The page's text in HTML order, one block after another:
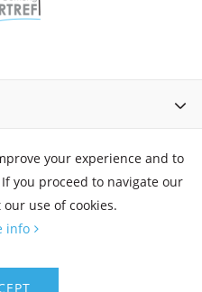
your experience and to
you proceed to navigate our
use of cookies.
info